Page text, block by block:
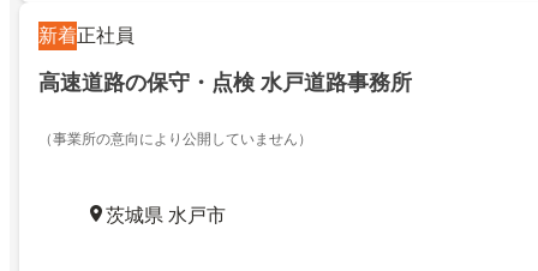
新着正社員
高速道路の保守・点検 水戸道路事務所
（事業所の意向により公開していません）
茨城県 水戸市